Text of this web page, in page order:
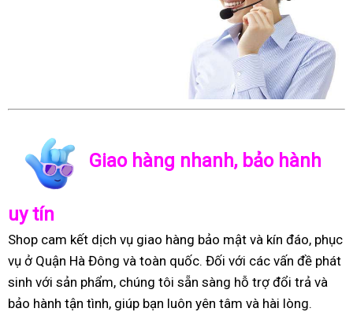
Giao hàng nhanh, bảo hành
uy tín
Shop cam kết dịch vụ giao hàng bảo mật và kín đáo, phục
vụ ở Quận Hà Đông và toàn quốc. Đối với các vấn đề phát
sinh với sản phẩm, chúng tôi sẵn sàng hỗ trợ đổi trả và
bảo hành tận tình, giúp bạn luôn yên tâm và hài lòng.